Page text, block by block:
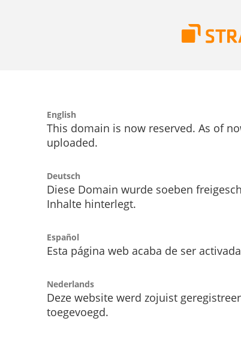
English
This domain is now reserved. As of
uploaded.
Deutsch
Diese Domain wurde soeben
Inhalte hinterlegt.
Español
Esta página web acaba de ser
Nederlands
Deze website werd zojuist
toegevoegd.